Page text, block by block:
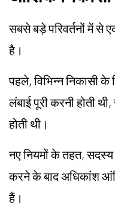
सबसे बड़े परिवर्तनों में से
है।
पहले, विभिन्न निकासी
लंबाई पूरी करनी होती
होती थी।
नए नियमों के तहत, सदस्य
करने के बाद अधिकांश
हैं।